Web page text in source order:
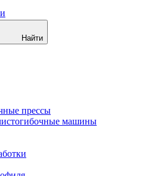
Найти
прессы
машины